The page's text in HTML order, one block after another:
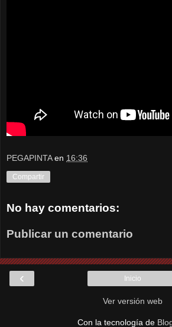
PEGAPINTA en 16:36
Compartir
No hay comentarios:
Publicar un comentario
‹ Inicio
Ver versión web
Con la tecnología de